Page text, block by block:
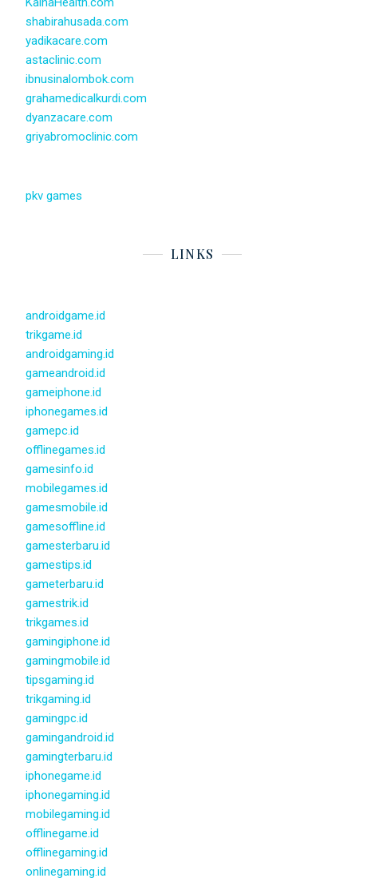
shabirahusada.com
yadikacare.com
astaclinic.com
ibnusinalombok.com
grahamedicalkurdi.com
dyanzacare.com
griyabromoclinic.com
pkv games
LINKS
androidgame.id
trikgame.id
androidgaming.id
gameandroid.id
gameiphone.id
iphonegames.id
gamepc.id
offlinegames.id
gamesinfo.id
mobilegames.id
gamesmobile.id
gamesoffline.id
gamesterbaru.id
gamestips.id
gameterbaru.id
gamestrik.id
trikgames.id
gamingiphone.id
gamingmobile.id
tipsgaming.id
trikgaming.id
gamingpc.id
gamingandroid.id
gamingterbaru.id
iphonegame.id
iphonegaming.id
mobilegaming.id
offlinegame.id
offlinegaming.id
onlinegaming.id